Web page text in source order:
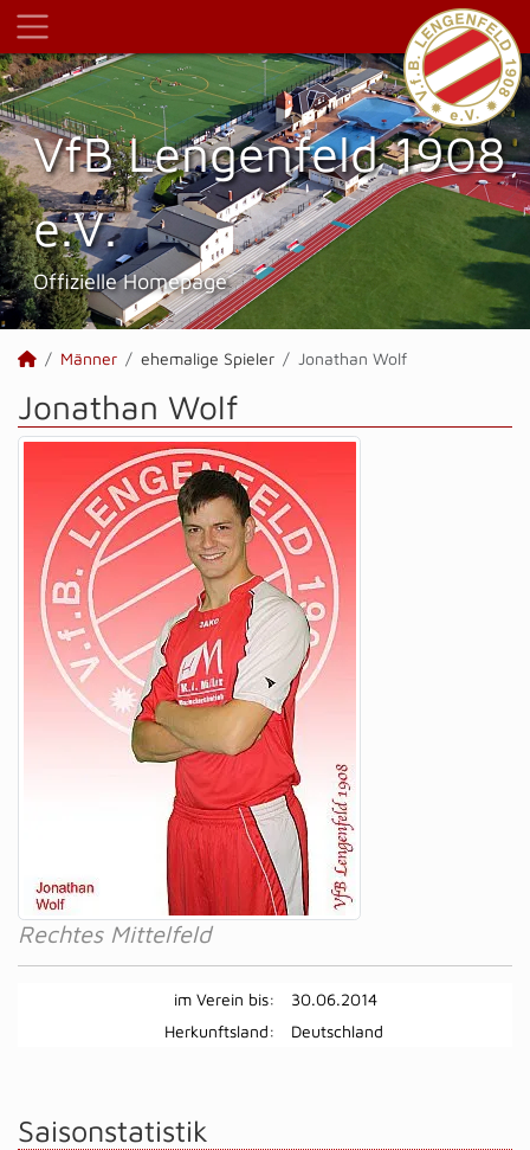
VfB Lengenfeld 1908
e.V.
Offizielle Homepage
Männer ehemalige Spieler Jonathan Wolf
Jonathan Wolf
Rechtes Mittelfeld
im Verein bis:
30.06.2014
Herkunftsland:
Deutschland
Saisonstatistik